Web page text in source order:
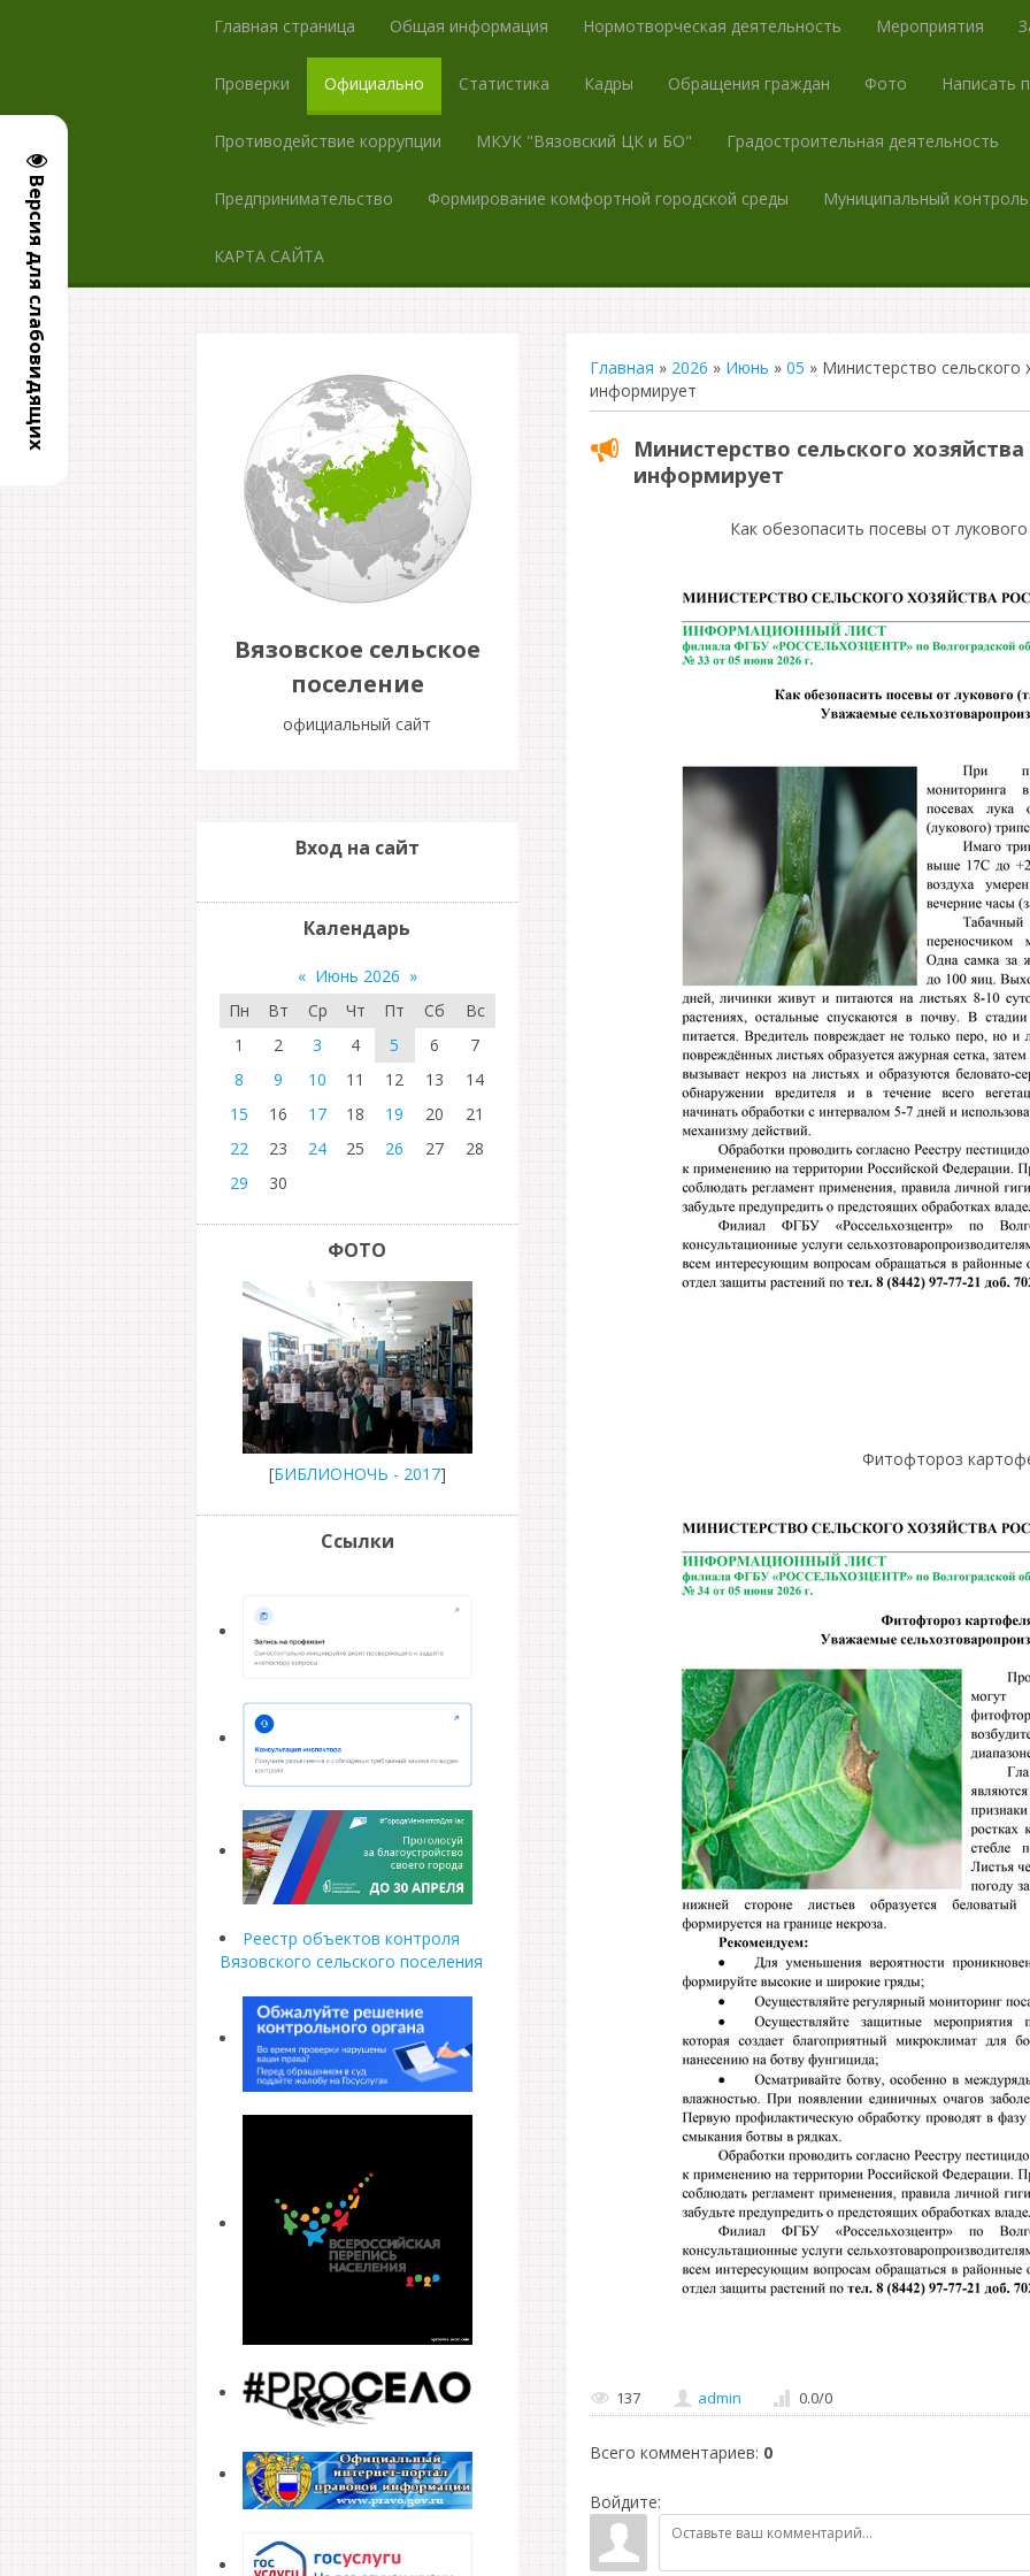
Версия для слабовидящих
Главная страница Общая информация Нормотворческая деятельность Мероприятия
Проверки Официально Статистика Кадры Обращения граждан Фото Написать
Противодействие коррупции МКУК "Вязовский ЦК и БО" Градостроительная деятельность
Предпринимательство Формирование комфортной городской среды Муниципальный контроль
КАРТА САЙТА
Вязовское сельское
поселение
официальный сайт
Главная » 2026 » Июнь » 05 » Министерство сельского
информирует
Министерство сельского
информирует
Как обезопасить посевы от
Фитофтороз
137 admin 0.0/0
Всего комментариев: 0
Войдите:
Вход на сайт
Календарь
« Июнь 2026 »
Пн
Вт Ср Чт Пт Сб
Вс
1
2 3 4 5 6
7
8
9 10 11 12 13
14
15
16 17 18 19 20
21
22
23 24 25 26 27
28
29
30
ФОТО
[БИБЛИОНОЧЬ - 2017]
Ссылки
Реестр объектов контроля
Вязовского сельского поселения